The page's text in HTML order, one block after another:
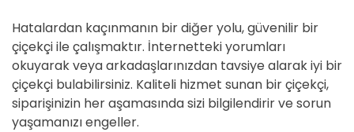
Hatalardan kaçınmanın bir diğer yolu, güvenilir bir
çiçekçi ile çalışmaktır. İnternetteki yorumları
okuyarak veya arkadaşlarınızdan tavsiye alarak iyi bir
çiçekçi bulabilirsiniz. Kaliteli hizmet sunan bir çiçekçi,
siparişinizin her aşamasında sizi bilgilendirir ve sorun
yaşamanızı engeller.